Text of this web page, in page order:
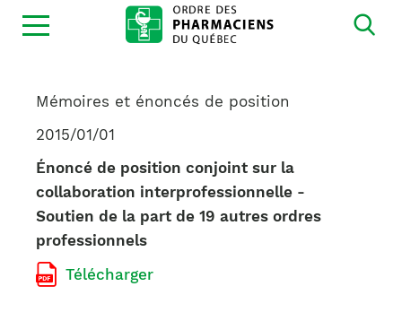
Ouvrir
la
Mémoires et énoncés de position
2015/01/01
Énoncé de position conjoint sur la
collaboration interprofessionnelle -
Soutien de la part de 19 autres ordres
professionnels
Télécharger